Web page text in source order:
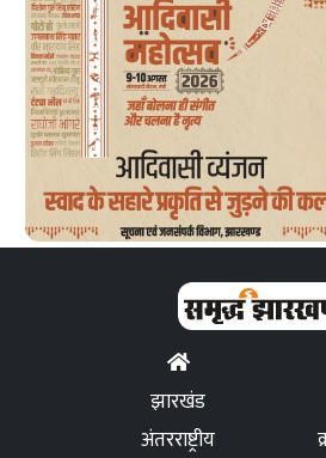
झारखंड
अंतरराष्ट्रीय